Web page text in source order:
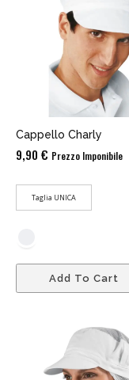
Cappello Charly
9,90 € Prezzo Imponibile
Taglia UNICA
Add To Cart